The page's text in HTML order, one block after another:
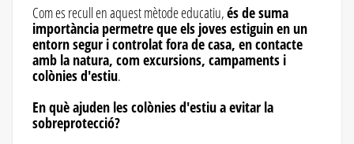
Com es recull en aquest mètode educatiu,és de suma
importància permetre que els joves estiguin en un
entorn segur i controlat fora de casa, en contacte
amb la natura, com excursions, campaments i
colònies d'estiu.
En què ajuden les colònies d'estiu a evitar la
sobreprotecció?